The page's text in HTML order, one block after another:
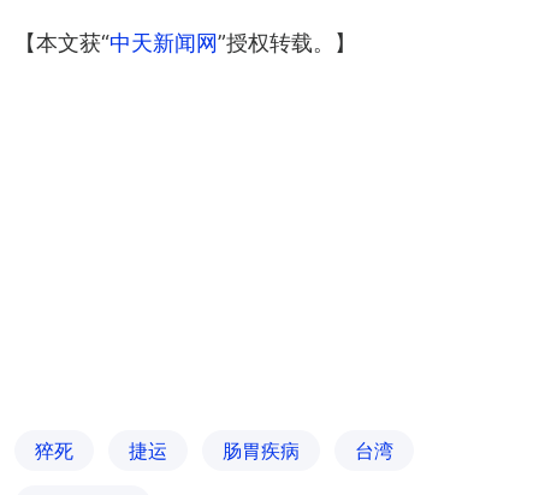
【本文获“中天新闻网”授权转载。】
猝死 捷运 肠胃疾病 台湾